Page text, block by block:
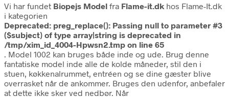
Vi har fundet Biopejs Model fra Flame-it.dk hos Flame-It.dk
i kategorien
Deprecated: preg_replace(): Passing null to parameter #3
($subject) of type array|string is deprecated in
/tmp/xim_id_4004-Hpwsn2.tmp on line 65
. Model 1002 kan bruges både inde og ude. Brug denne
fantatiske model inde alle de kolde måneder, stil den i
stuen, køkkenalrummet, entréen og se dine gæster blive
overrasket når de ankommer. Bruges den udenfor, anbefaler
at dette ikke sker ved nedbør. Når